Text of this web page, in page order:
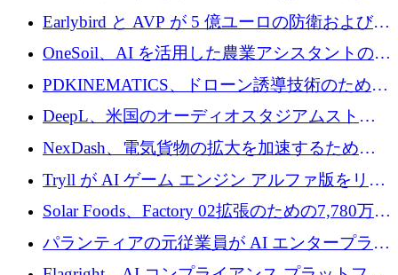
ユーロでMinisaを支援
Earlybird と AVP が 5 億ユーロの防衛および二
重用途の成長基金である E2D を立ち上げる
OneSoil、AI を活用した農業アシスタントの拡
大に​​ 100 万ユーロを確保
PDKINEMATICS、ドローン誘導技術のために
200 万ユーロを調達
DeepL、米国のオーディオスタジアムストリ
ーミング事業Mixhaloを買収
NexDash、電気貨物の拡大を加速するために
EIT Urban Mobilityから250万ユーロを確保
Tryll が AI ゲーム エンジン アルファ版をリリ
ースし、60 万ドルのプレシード資金を確保
Solar Foods、Factory 02拡張のための7,780万ユ
ーロの資金調達パッケージを獲得
パランティアの元従業員が AI エンタープライ
ズ スタートアップの Conduct に 6,000 万ドル